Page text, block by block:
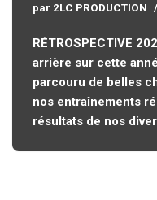
par 2LC PRODUCTION
RÉTROSPECTIVE
arrière sur cette
parcouru de belles
nos entraînements
résultats de nos